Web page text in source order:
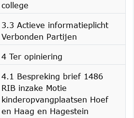
college
3.3 Actieve informatieplicht
Verbonden Partijen
4 Ter opiniering
4.1 Bespreking brief 1486
RIB inzake Motie
kinderopvangplaatsen Hoef
en Haag en Hagestein